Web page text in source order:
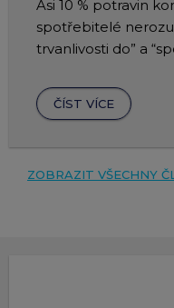
Asi 10 % potravin
spotřebitelé
trvanlivosti do” a
číslo mohlo snížit.
ČÍST VÍCE
ZOBRAZIT VŠECHNY